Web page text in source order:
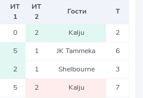
ИТ
1
ИТ
2
Гости Т
0 2 Kalju 2
5 1 JK Tammeka 6
2 1 Shelbourne 3
5 2 Kalju 7